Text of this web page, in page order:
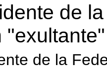
de
de la